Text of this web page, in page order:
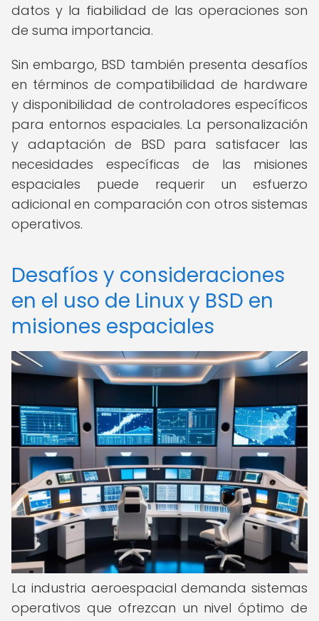
datos y la fiabilidad de las operaciones son
de suma importancia.
Sin embargo, BSD también presenta desafíos
en términos de compatibilidad de hardware
y disponibilidad de controladores específicos
para entornos espaciales. La personalización
y adaptación de BSD para satisfacer las
necesidades específicas de las misiones
espaciales puede requerir un esfuerzo
adicional en comparación con otros sistemas
operativos.
Desafíos y consideraciones
en el uso de Linux y BSD en
misiones espaciales
La industria aeroespacial demanda sistemas
operativos que ofrezcan un nivel óptimo de